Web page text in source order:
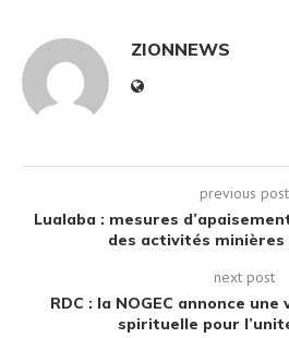
ZIONNEWS
previous post
Lualaba : mesures
des activités
next post
RDC : la NOGEC annonce
spirituelle pour